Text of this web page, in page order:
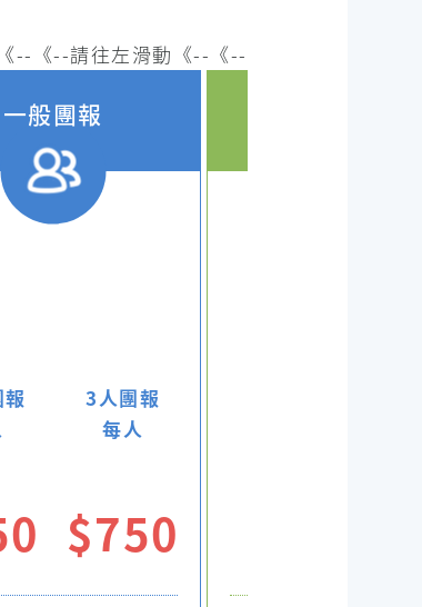
《--《--請往左滑動《--《--
一般團報
3人團報
每人
$750